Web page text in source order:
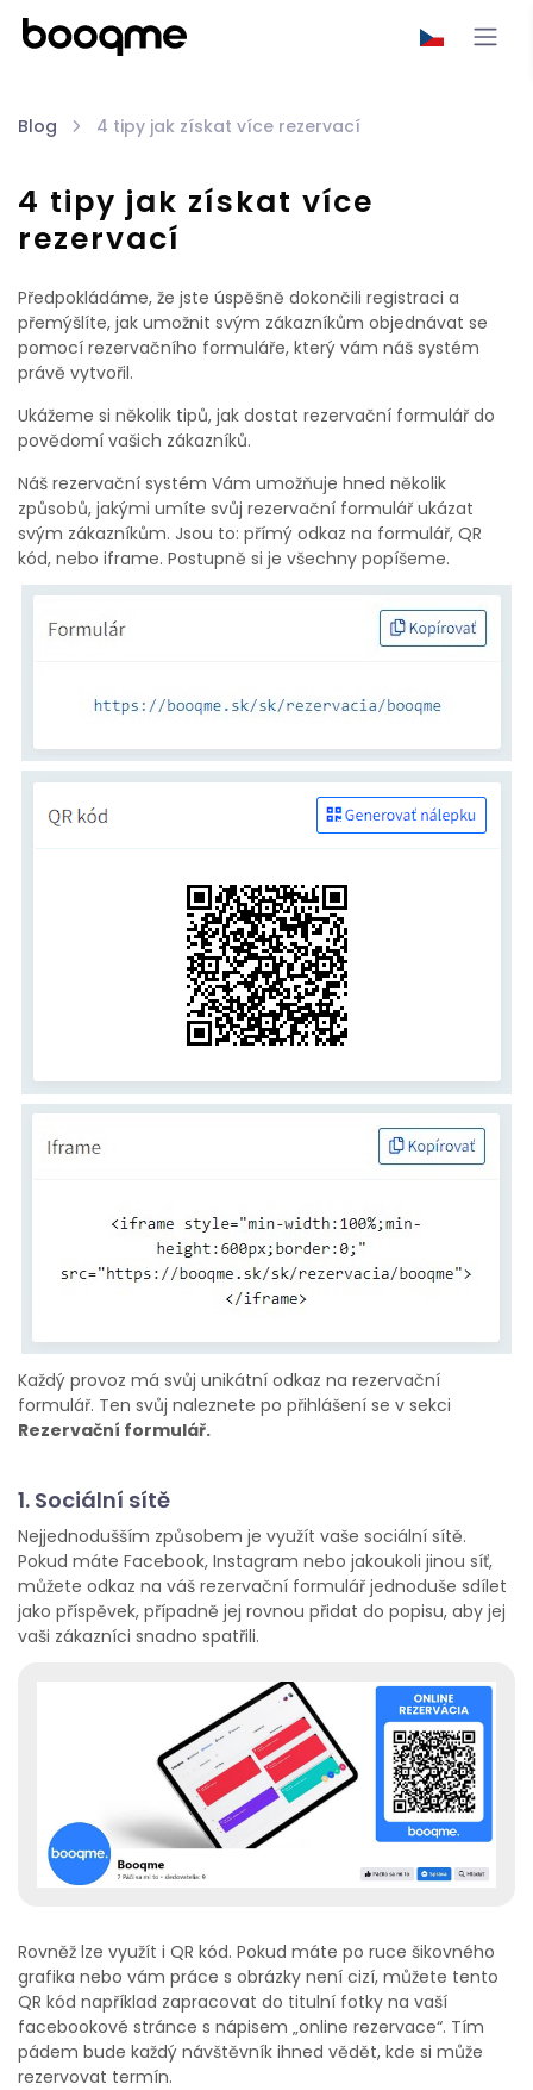
Blog 4 tipy jak získat více rezervací
4 tipy jak získat více
rezervací
Předpokládáme, že jste úspěšně dokončili registraci a
přemýšlíte, jak umožnit svým zákazníkům objednávat se
pomocí rezervačního formuláře, který vám náš systém
právě vytvořil.
Ukážeme si několik tipů, jak dostat rezervační formulář do
povědomí vašich zákazníků.
Náš rezervační systém Vám umožňuje hned několik
způsobů, jakými umíte svůj rezervační formulář ukázat
svým zákazníkům. Jsou to: přímý odkaz na formulář, QR
kód, nebo iframe. Postupně si je všechny popíšeme.
Každý provoz má svůj unikátní odkaz na rezervační
formulář. Ten svůj naleznete po přihlášení se v sekci
Rezervační formulář.
1. Sociální sítě
Nejjednodušším způsobem je využít vaše sociální sítě.
Pokud máte Facebook, Instagram nebo jakoukoli jinou síť,
můžete odkaz na váš rezervační formulář jednoduše sdílet
jako příspěvek, případně jej rovnou přidat do popisu, aby jej
vaši zákazníci snadno spatřili.
Rovněž lze využít i QR kód. Pokud máte po ruce šikovného
grafika nebo vám práce s obrázky není cizí, můžete tento
QR kód například zapracovat do titulní fotky na vaší
facebookové stránce s nápisem „online rezervace“. Tím
pádem bude každý návštěvník ihned vědět, kde si může
rezervovat termín.